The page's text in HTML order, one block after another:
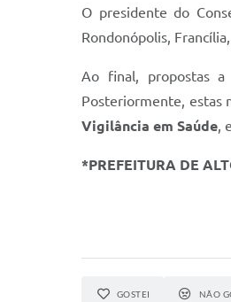
O presidente do
Rondonópolis,
Ao final, propostas a
Posteriormente, estas
Vigilância em Saúde,
*PREFEITURA DE
GOSTEI NÃO